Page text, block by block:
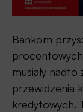
Bankom
musiały
przewidzenia
kredytowych.